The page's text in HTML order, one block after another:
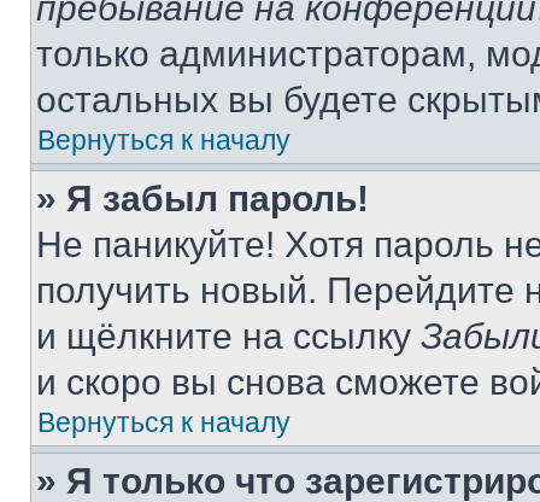
только администраторам,
остальных вы будете
Вернуться к началу
» Я забыл пароль!
Не паникуйте! Хотя пароль
получить новый. Перейдите
и щёлкните на ссылку
и скоро вы снова сможете
Вернуться к началу
» Я только что